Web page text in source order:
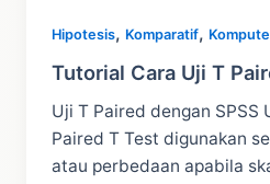
Hipotesis, Komparatif,
Tutorial Cara Uji T
Uji T Paired dengan SPSS
Paired T Test digunakan
atau perbedaan apabila